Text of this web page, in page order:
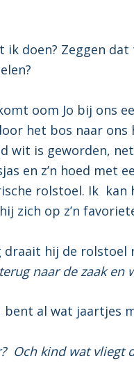
ik doen? Zeggen
oom Jo bij ons
het bos naar
wit is geworden,
en z’n hoed met
rolstoel. Ik kan
zich op z’n
draait hij de rolstoel
naar de zaak en
bent al wat jaartjes
Och kind wat vliegt